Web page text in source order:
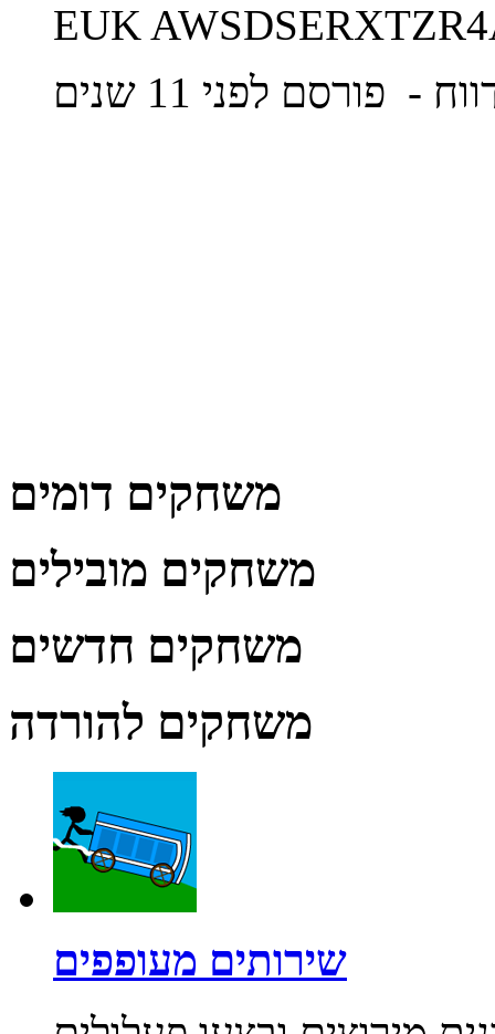
EUK
- פורסם לפני 11 שנים
משחקים דומים
משחקים מובילים
משחקים חדשים
משחקים להורדה
שירותים מעופפים